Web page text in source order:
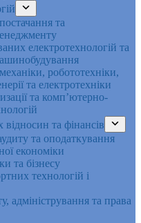
та
електротехнологій та
робототехніки,
та електротехніки
та комп’ютерно-
та фінансів
та оподаткування
економіки
та бізнесу
технологій і
адміністрування та права